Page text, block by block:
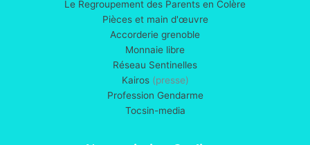
Le Regroupement des Parents en Colère
Pièces et main d'œuvre
Accorderie grenoble
Monnaie libre
Réseau Sentinelles
Kairos(presse)
Profession Gendarme
Tocsin-media